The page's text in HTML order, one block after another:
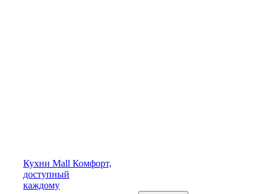
Кухни Mall Комфорт,
доступный
каждому